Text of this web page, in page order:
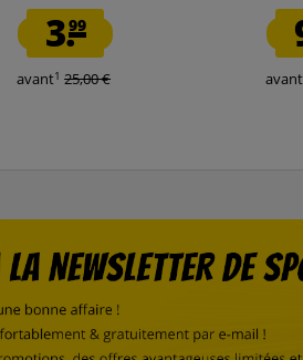
3.99
avant1 25,00 € avant